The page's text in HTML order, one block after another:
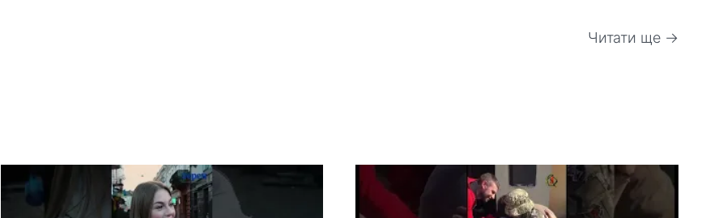
Читати ще →